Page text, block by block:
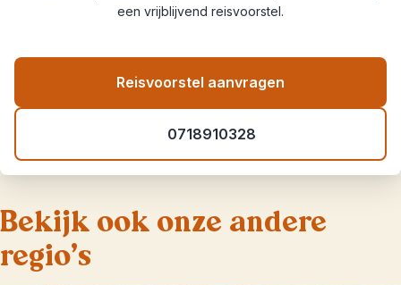
een vrijblijvend reisvoorstel.
Reisvoorstel aanvragen
0718910328
Bekijk ook onze andere
regio's